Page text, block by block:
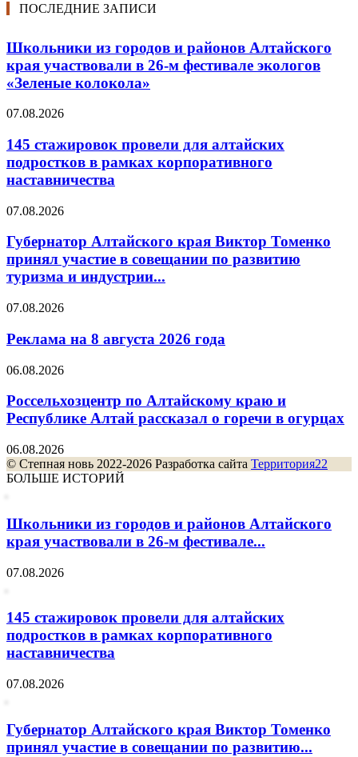
ПОСЛЕДНИЕ ЗАПИСИ
Школьники из городов и районов Алтайского
края участвовали в 26-м фестивале экологов
«Зеленые колокола»
07.08.2026
145 стажировок провели для алтайских
подростков в рамках корпоративного
наставничества
07.08.2026
Губернатор Алтайского края Виктор Томенко
принял участие в совещании по развитию
туризма и индустрии...
07.08.2026
Реклама на 8 августа 2026 года
06.08.2026
Россельхозцентр по Алтайскому краю и
Республике Алтай рассказал о горечи в огурцах
06.08.2026
© Степная новь 2022-2026 Разработка сайта Территория22
БОЛЬШЕ ИСТОРИЙ
Школьники из городов и районов Алтайского
края участвовали в 26-м фестивале...
07.08.2026
145 стажировок провели для алтайских
подростков в рамках корпоративного
наставничества
07.08.2026
Губернатор Алтайского края Виктор Томенко
принял участие в совещании по развитию...